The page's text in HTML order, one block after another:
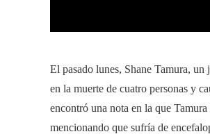
El pasado lunes, Shane Tamura,
en la muerte de cuatro personas y
encontró una nota en la que
mencionando que sufría de